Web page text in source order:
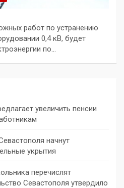
работ по устранению
0,4 кВ, будет
по…
увеличить пенсии
начнут
укрытия
перечислят
Севастополя утвердило